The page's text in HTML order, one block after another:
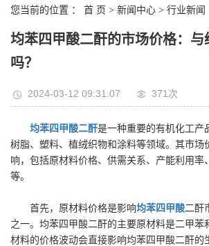
您当前的位置 ： 首 页 > 新闻中心 > 行业新闻
均苯四甲酸二酐的市场价格：与
吗？
2024-03-12 09:31:07 371次
均苯四甲酸二酐是一种重要的有机化工产
树脂、塑料、植绒织物和涂料等领域。其市场
响，包括原材料价格、供需关系、产能利用率
等。
首先，原材料价格是影响均苯四甲酸二酐
之一。均苯四甲酸二酐的主要原材料是二甲苯
材料的价格波动会直接影响均苯四甲酸二酐的